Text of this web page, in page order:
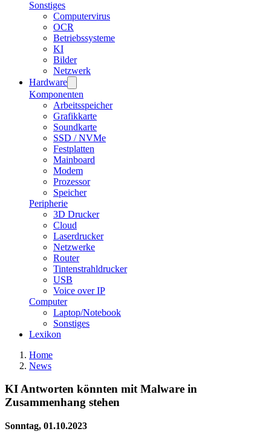
Sonstiges
Computervirus
OCR
Betriebssysteme
KI
Bilder
Netzwerk
Hardware
Komponenten
Arbeitsspeicher
Grafikkarte
Soundkarte
SSD / NVMe
Festplatten
Mainboard
Modem
Prozessor
Speicher
Peripherie
3D Drucker
Cloud
Laserdrucker
Netzwerke
Router
Tintenstrahldrucker
USB
Voice over IP
Computer
Laptop/Notebook
Sonstiges
Lexikon
Home
News
KI Antworten könnten mit Malware in
Zusammenhang stehen
Sonntag, 01.10.2023